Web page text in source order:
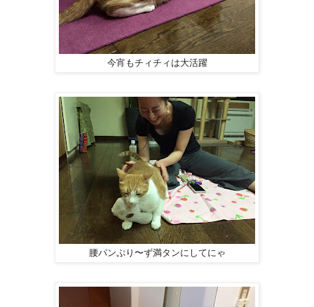
今宵もチィチィは大活躍
腰パンぷり〜ず満タンにしてにゃ